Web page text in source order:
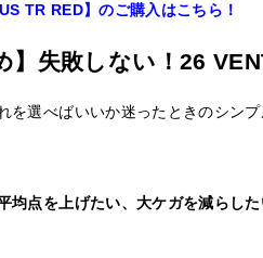
TR RED】のご購入はこちら！
】失敗しない！26
を選べばいいか迷ったときのシンプ
均点を上げたい、大ケガを減らした